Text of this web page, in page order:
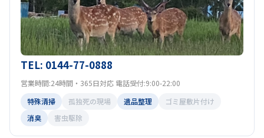
TEL: 0144-77-0888
営業時間:24時間・365日対応 電話受付:9:00-22:00
特殊清掃
孤独死の現場 遺品整理
ゴミ屋敷片付け
消臭
害虫駆除